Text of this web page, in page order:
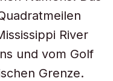
River
und vom Golf
Grenze.